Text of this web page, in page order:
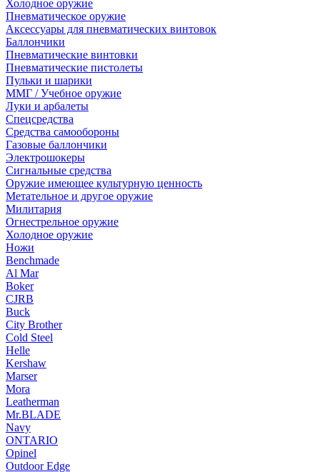
Холодное оружие
Пневматическое оружие
Аксессуары для пневматических винтовок
Баллончики
Пневматические винтовки
Пневматические пистолеты
Пульки и шарики
ММГ / Учебное оружие
Луки и арбалеты
Спецсредства
Средства самообороны
Газовые баллончики
Электрошокеры
Сигнальные средства
Оружие имеющее культурную ценность
Метательное и другое оружие
Милитария
Огнестрельное оружие
Холодное оружие
Ножи
Benchmade
Al Mar
Boker
CJRB
Buck
City Brother
Cold Steel
Helle
Kershaw
Marser
Mora
Leatherman
Mr.BLADE
Navy
ONTARIO
Opinel
Outdoor Edge